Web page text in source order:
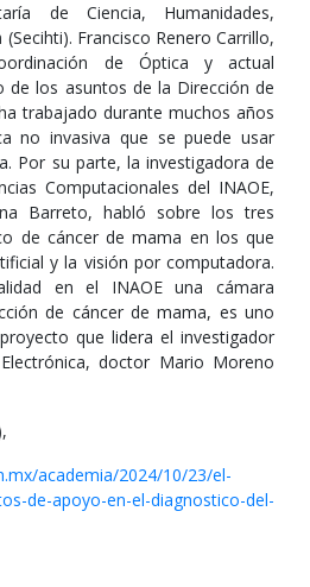
de Ciencia, Humanidades,
Francisco Renero Carrillo,
de Óptica y actual
de los asuntos de la Dirección de
trabajado durante muchos años
no invasiva que se puede usar
Por su parte, la investigadora de
Computacionales del INAOE,
Barreto, habló sobre los tres
de cáncer de mama en los que
y la visión por computadora.
en el INAOE una cámara
de cáncer de mama, es uno
que lidera el investigador
doctor Mario Moreno
academia/2024/10/23/el-
de-apoyo-en-el-diagnostico-del-